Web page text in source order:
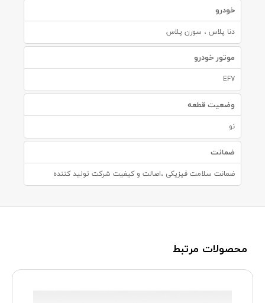
خودرو
دنا پلاس ، سورن پلاس
موتور خودرو
EF7
وضعیت قطعه
نو
ضمانت
ضمانت سلامت فیزیکی ،اصالت و کیفیت شرکت تولید کننده
محصولات مرتبط